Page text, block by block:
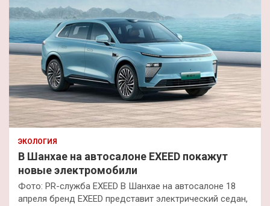
ЭКОЛОГИЯ
В Шанхае на автосалоне EXEED покажут
новые электромобили
Фото: PR-служба EXEED В Шанхае на автосалоне 18
апреля бренд EXEED представит электрический седан,